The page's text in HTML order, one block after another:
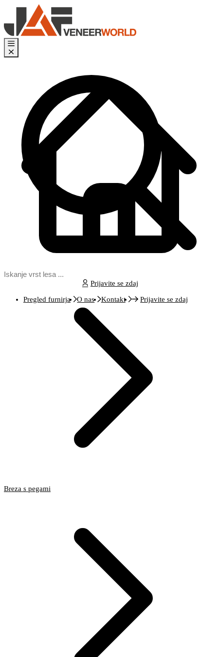
Prijavite se zdaj
Pregled furnirja O nas Kontakt Prijavite se zdaj
Breza s pegami